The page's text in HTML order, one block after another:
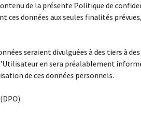
de la présente Politique de
ces données aux seules finalités
seraient divulguées à des tiers à
en sera préalablement
de ces données personnels.